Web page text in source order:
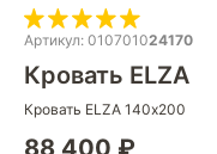
Артикул: 010701024170
Кровать ELZA
Кровать ELZA 140х200
88 400 ₽